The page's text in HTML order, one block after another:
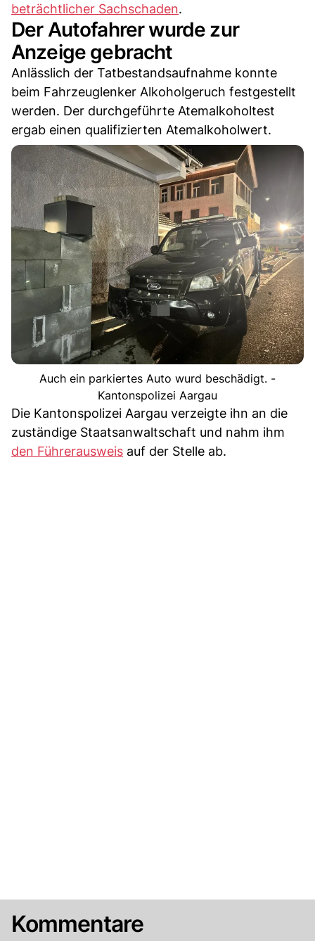
beträchtlicher Sachschaden.
Der Autofahrer wurde zur
Anzeige gebracht
Anlässlich der Tatbestandsaufnahme konnte
beim Fahrzeuglenker Alkoholgeruch festgestellt
werden. Der durchgeführte Atemalkoholtest
ergab einen qualifizierten Atemalkoholwert.
Auch ein parkiertes Auto wurd beschädigt. -
Kantonspolizei Aargau
Die Kantonspolizei Aargau verzeigte ihn an die
zuständige Staatsanwaltschaft und nahm ihm
den Führerausweis auf der Stelle ab.
Kommentare